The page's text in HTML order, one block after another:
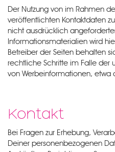
Der Nutzung von im Rahmen
veröffentlichten Kontaktdaten
nicht ausdrücklich
Informationsmaterialien wird
Betreiber der Seiten behalten
rechtliche Schritte im Falle der
von Werbeinformationen, etwa
Kontakt
Bei Fragen zur Erhebung,
Deiner personenbezogenen